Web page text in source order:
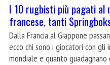
I 10 rugbisti più pagati al
francese, tanti
Dalla Francia al Giappone
ecco chi sono i giocatori con
mondiale e quanto